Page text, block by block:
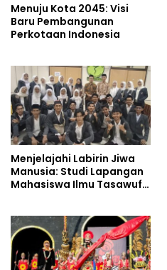
Menuju Kota 2045: Visi
Baru Pembangunan
Perkotaan Indonesia
Menjelajahi Labirin Jiwa
Manusia: Studi Lapangan
Mahasiswa Ilmu Tasawuf